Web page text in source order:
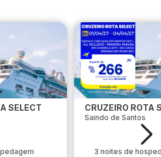
SELECT CRUZEIRO ROTA
Saindo de Santos
3 noites de